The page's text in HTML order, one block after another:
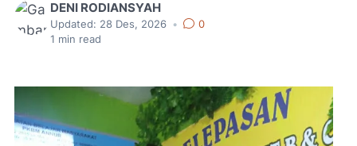
DENI RODIANSYAH
Updated: 28 Des, 2026 •
0
1 min read